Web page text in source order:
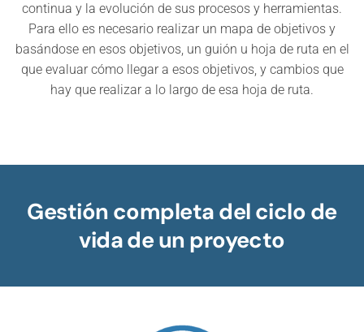
continua y la evolución de sus procesos y herramientas.
Para ello es necesario realizar un mapa de objetivos y
basándose en esos objetivos, un guión u hoja de ruta en el
que evaluar cómo llegar a esos objetivos, y cambios que
hay que realizar a lo largo de esa hoja de ruta.
Gestión completa del ciclo de
vida de un proyecto